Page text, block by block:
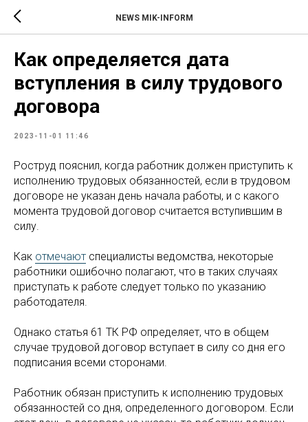
NEWS MIK-INFORM
Как определяется дата
вступления в силу трудового
договора
2023-11-01 11:46
Роструд пояснил, когда работник должен приступить к
исполнению трудовых обязанностей, если в трудовом
договоре не указан день начала работы, и с какого
момента трудовой договор считается вступившим в
силу.
Как отмечают специалисты ведомства, некоторые
работники ошибочно полагают, что в таких случаях
приступать к работе следует только по указанию
работодателя.
Однако статья 61 ТК РФ определяет, что в общем
случае трудовой договор вступает в силу со дня его
подписания всеми сторонами.
Работник обязан приступить к исполнению трудовых
обязанностей со дня, определенного договором. Если